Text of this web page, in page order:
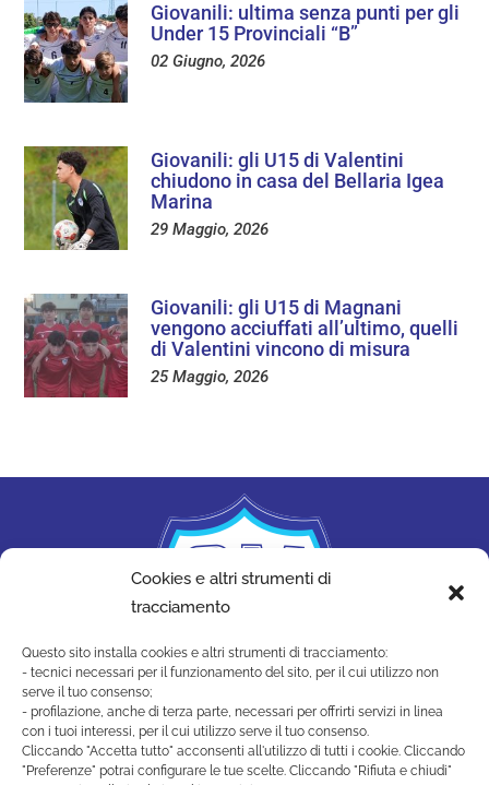
Cookies e altri strumenti di
tracciamento
Questo sito installa cookies e altri strumenti di tracciamento:
- tecnici necessari per il funzionamento del sito, per il cui utilizzo non
serve il tuo consenso;
- profilazione, anche di terza parte, necessari per offrirti servizi in linea
con i tuoi interessi, per il cui utilizzo serve il tuo consenso.
Cliccando "Accetta tutto" acconsenti all'utilizzo di tutti i cookie. Cliccando
"Preferenze" potrai configurare le tue scelte. Cliccando "Rifiuta e chiudi"
Giovanili: ultima senza punti per gli
Under 15 Provinciali “B”
02 Giugno, 2026
Giovanili: gli U15 di Valentini
chiudono in casa del Bellaria Igea
Marina
29 Maggio, 2026
Giovanili: gli U15 di Magnani
vengono acciuffati all’ultimo, quelli
di Valentini vincono di misura
25 Maggio, 2026
SAN MARINO ACADEMY